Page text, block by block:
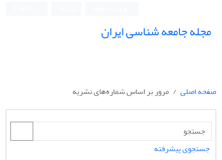
مجله جامعه شناسی ایران
صفحه اصلی مرور بر اساس شماره‌های نشریه
جستجوی پیشرفته